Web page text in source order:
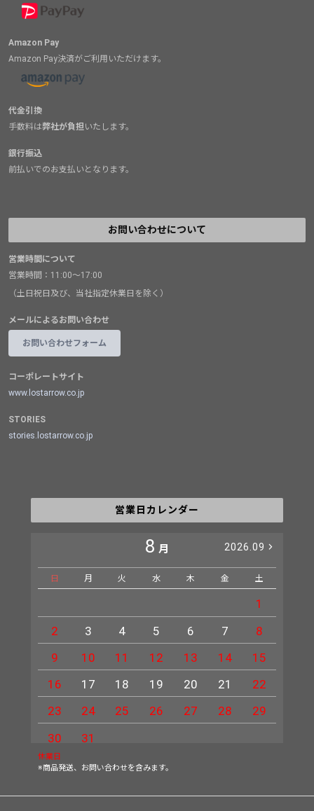
Amazon Pay
Amazon Pay決済がご利用いただけます。
代金引換
手数料は弊社が負担いたします。
銀行振込
前払いでのお支払いとなります。
お問い合わせについて
営業時間について
営業時間：11:00～17:00
（土日祝日及び、当社指定休業日を除く）
メールによるお問い合わせ
お問い合わせフォーム
コーポレートサイト
www.lostarrow.co.jp
STORIES
stories.lostarrow.co.jp
営業日カレンダー
8 月 2026.09
日 月 火 水 木 金 土
1
2
3 4 5 6 7
8
9
10 11 12 13 14
15
16
17 18 19 20 21
22
23
24 25 26 27 28
29
30
31
休業日
※商品発送、お問い合わせを含みます。